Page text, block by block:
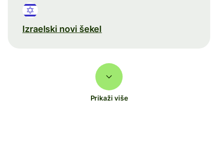
Izraelski novi šekel
Prikaži više